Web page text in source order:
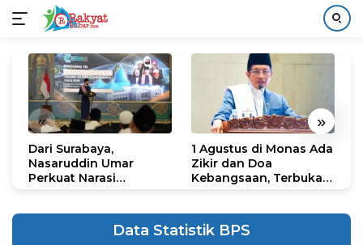
konten
« »
Dari Surabaya,
Nasaruddin Umar
Perkuat Narasi
1 Agustus di Monas Ada
Zikir dan Doa
Kebangsaan, Terbuka
Data Statistik BPS